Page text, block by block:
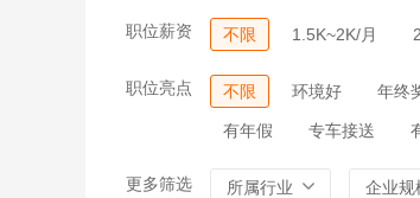
职位薪资 不限 1.5K~2K/月
职位亮点 不限 环境好 年终
有年假 专车接送
更多筛选 所属行业 企业规